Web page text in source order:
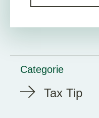
Categorie
Tax Tip